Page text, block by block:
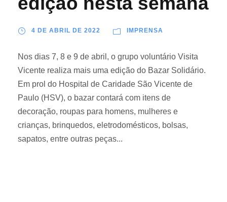
4 DE ABRIL DE 2022 IMPRENSA
Nos dias 7, 8 e 9 de abril, o grupo voluntário Visita
Vicente realiza mais uma edição do Bazar Solidário.
Em prol do Hospital de Caridade São Vicente de
Paulo (HSV), o bazar contará com itens de
decoração, roupas para homens, mulheres e
crianças, brinquedos, eletrodomésticos, bolsas,
sapatos, entre outras peças...